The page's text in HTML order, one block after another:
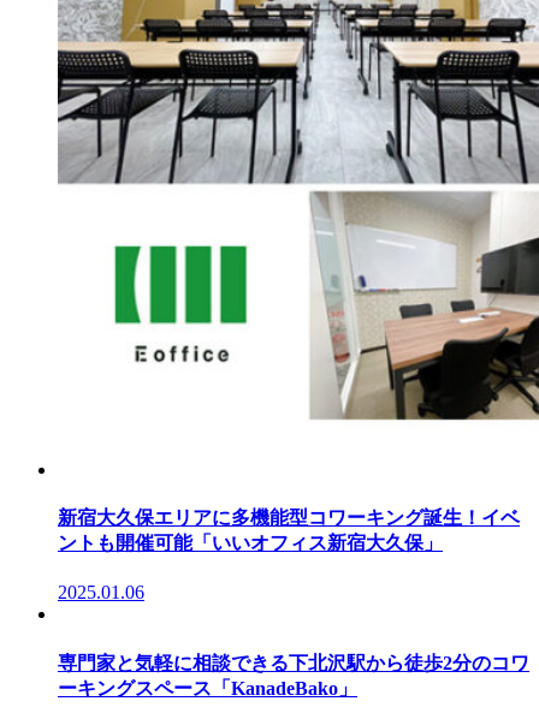
新宿大久保エリアに多機能型コワーキング誕生！イベ
ントも開催可能「いいオフィス新宿大久保」
2025.01.06
専門家と気軽に相談できる下北沢駅から徒歩2分のコワ
ーキングスペース「KanadeBako」